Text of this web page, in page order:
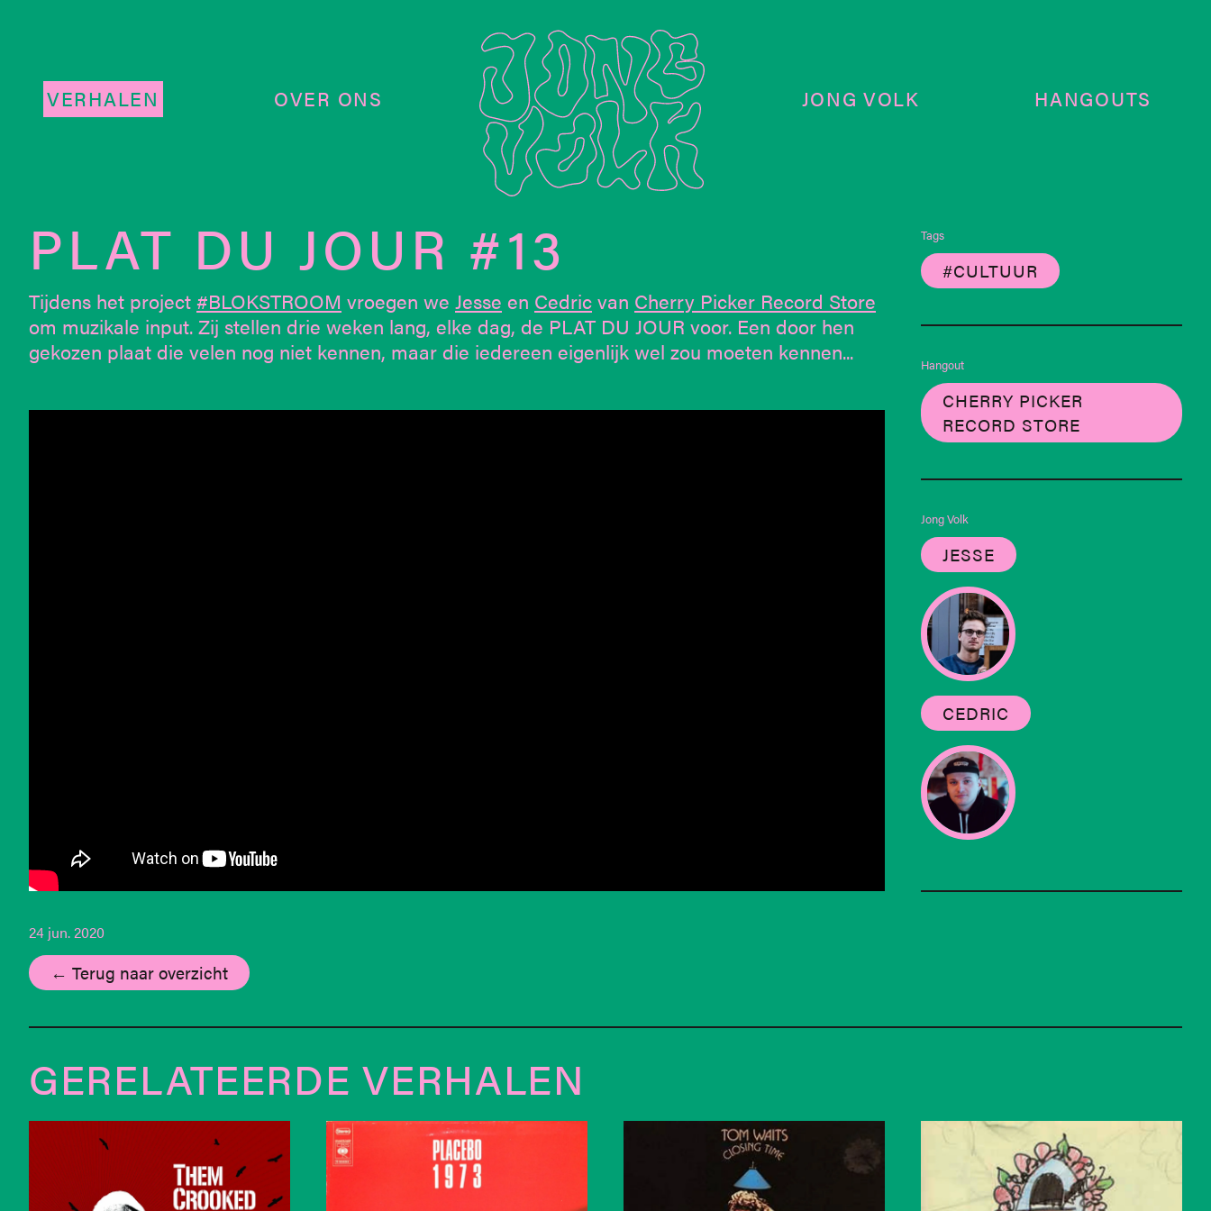
VERHALEN OVER ONS JONG VOLK HANGOUTS
PLAT DU JOUR #13
Tijdens het project#BLOKSTROOM vroegen we Jesse en Cedricvan Cherry Picker Record Store
om muzikale input. Zij stellen drie weken lang, elke dag, de PLAT DU JOUR voor. Een door hen
gekozen plaat die velen nog niet kennen, maar die iedereen eigenlijk wel zou moeten kennen...
24 jun. 2020
← Terug naar overzicht
Tags
#CULTUUR
Hangout
CHERRY PICKER
RECORD STORE
Jong Volk
JESSE
CEDRIC
GERELATEERDE VERHALEN